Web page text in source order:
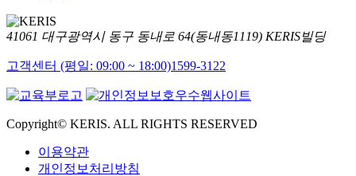
41061 대구광역시 동구 동내로 64(동내동1119) KERIS빌딩
고객센터 (평일: 09:00 ~ 18:00)1599-3122
Copyright© KERIS. ALL RIGHTS RESERVED
이용약관
개인정보처리방침